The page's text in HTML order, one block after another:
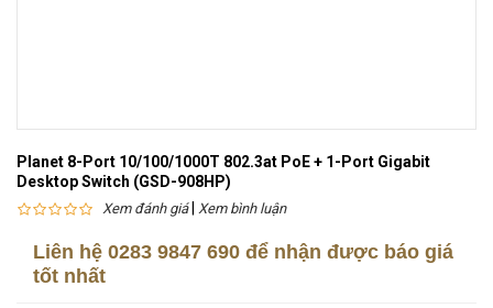
Planet 8-Port 10/100/1000T 802.3at PoE + 1-Port Gigabit
Desktop Switch (GSD-908HP)
Xem đánh giá| Xem bình luận
Liên hệ 0283 9847 690 để nhận được báo giá
tốt nhất